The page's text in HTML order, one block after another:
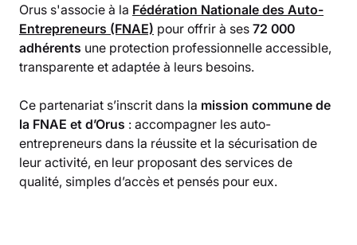
Orus s'associe à la Fédération Nationale des Auto-
Entrepreneurs (FNAE) pour offrir à ses 72 000
adhérents une protection professionnelle accessible,
transparente et adaptée à leurs besoins.
Ce partenariat s’inscrit dans la mission commune de
la FNAE et d’Orus : accompagner les auto-
entrepreneurs dans la réussite et la sécurisation de
leur activité, en leur proposant des services de
qualité, simples d’accès et pensés pour eux.